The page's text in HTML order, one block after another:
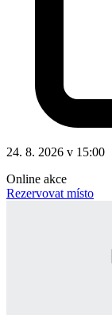
24. 8. 2026 v 15:00
Online akce
Rezervovat místo